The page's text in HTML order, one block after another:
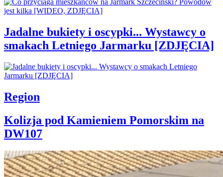
Jadalne bukiety i oscypki... Wystawcy o
smakach Letniego Jarmarku [ZDJĘCIA]
Region
Kolizja pod Kamieniem Pomorskim na
DW107